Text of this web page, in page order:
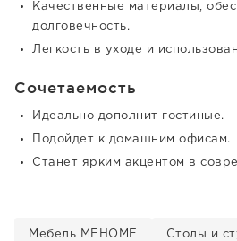
Качественные материалы,
долговечность.
Легкость в уходе и
Сочетаемость
Идеально дополнит гостиные.
Подойдет к домашним офисам.
Станет ярким акцентом в
Мебель MEHOME Столы и